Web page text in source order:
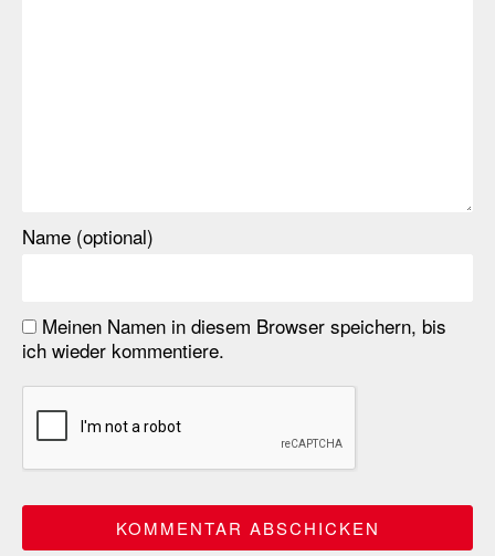
Name (optional)
Meinen Namen in diesem Browser speichern, bis
ich wieder kommentiere.